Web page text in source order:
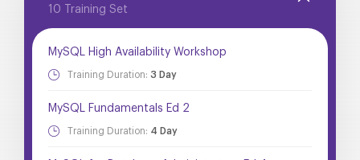
10 Training Set
MySQL High Availability Workshop
Training Duration: 3 Day
MySQL Fundamentals Ed 2
Training Duration: 4 Day